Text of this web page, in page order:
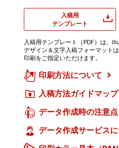
入稿用
テンプレート
入稿用テンプレート（PDF）は、
デザイン＆文字入稿フォーマット
印刷をご指定いただけます。
印刷方法について
入稿方法ガイドマップ
データ作成時の注意点
データ作成サービス